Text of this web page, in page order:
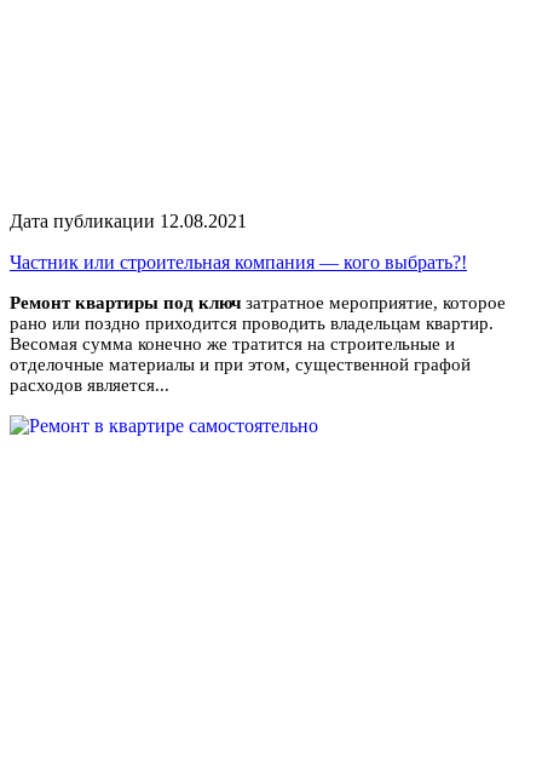
Дата публикации 12.08.2021
Частник или строительная компания — кого выбрать?!
Ремонт квартиры под ключ затратное мероприятие, которое
рано или поздно приходится проводить владельцам квартир.
Весомая сумма конечно же тратится на строительные и
отделочные материалы и при этом, существенной графой
расходов является...